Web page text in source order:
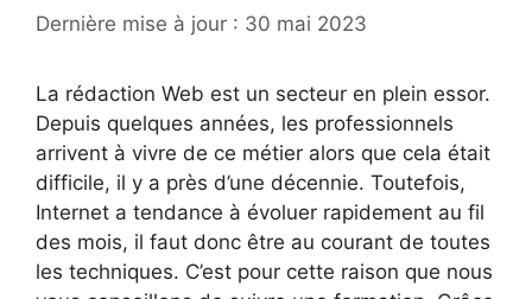
Dernière mise à jour : 30 mai 2023
La rédaction Web est un secteur en plein essor.
Depuis quelques années, les professionnels
arrivent à vivre de ce métier alors que cela était
difficile, il y a près d’une décennie. Toutefois,
Internet a tendance à évoluer rapidement au fil
des mois, il faut donc être au courant de toutes
les techniques. C’est pour cette raison que nous